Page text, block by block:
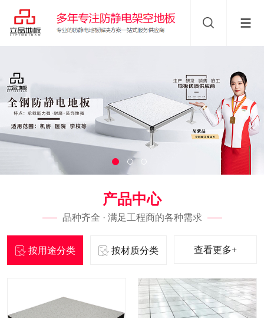
产品中心
品种齐全 · 满足工程商的各种需求
按用途分类 按材质分类 查看更多+